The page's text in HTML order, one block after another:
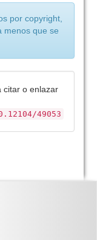
por copyright,
menos que se
citar o enlazar
49053